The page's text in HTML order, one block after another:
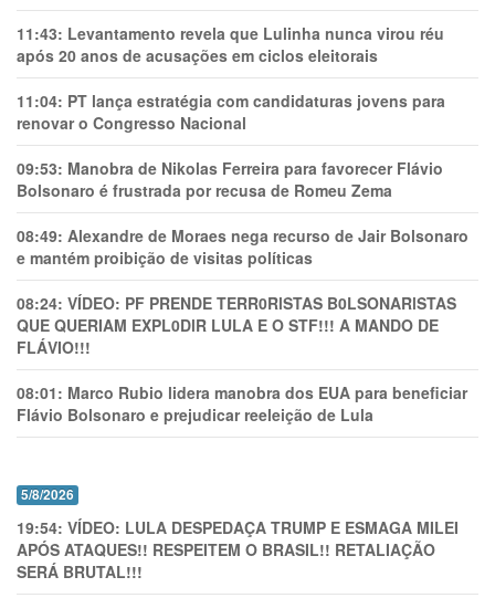
11:43: Levantamento revela que Lulinha nunca virou réu
após 20 anos de acusações em ciclos eleitorais
11:04: PT lança estratégia com candidaturas jovens para
renovar o Congresso Nacional
09:53: Manobra de Nikolas Ferreira para favorecer Flávio
Bolsonaro é frustrada por recusa de Romeu Zema
08:49: Alexandre de Moraes nega recurso de Jair Bolsonaro
e mantém proibição de visitas políticas
08:24: VÍDEO: PF PRENDE TERR0RlSTAS B0LSONARlSTAS
QUE QUERIAM EXPL0DlR LULA E O STF!!! A MANDO DE
FLÁVIO!!!
08:01: Marco Rubio lidera manobra dos EUA para beneficiar
Flávio Bolsonaro e prejudicar reeleição de Lula
5/8/2026
19:54: VÍDEO: LULA DESPEDAÇA TRUMP E ESMAGA MILEI
APÓS ATAQUES!! RESPEITEM O BRASIL!! RETALIAÇÃO
SERÁ BRUTAL!!!